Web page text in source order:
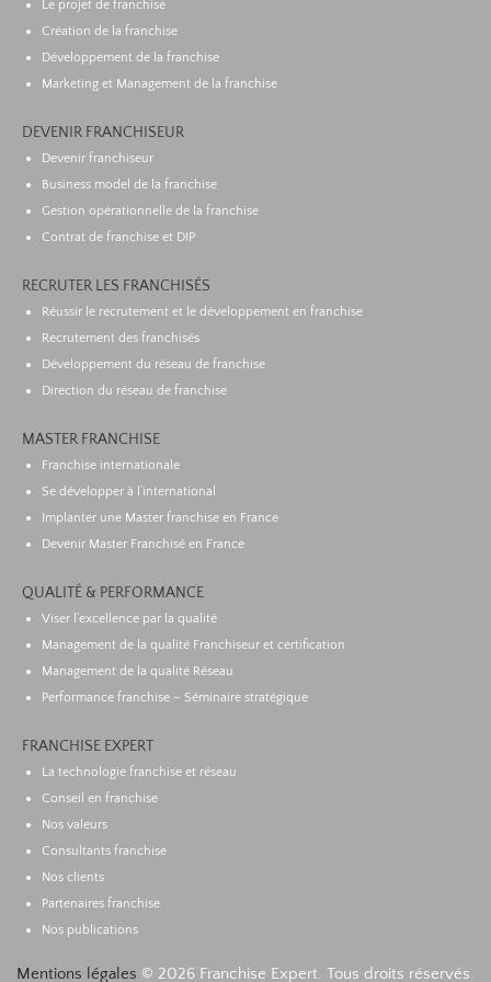
Le projet de franchise
Création de la franchise
Développement de la franchise
Marketing et Management de la franchise
DEVENIR FRANCHISEUR
Devenir franchiseur
Business model de la franchise
Gestion opérationnelle de la franchise
Contrat de franchise et DIP
RECRUTER LES FRANCHISÉS
Réussir le recrutement et le développement en franchise
Recrutement des franchisés
Développement du réseau de franchise
Direction du réseau de franchise
MASTER FRANCHISE
Franchise internationale
Se développer à l’international
Implanter une Master franchise en France
Devenir Master Franchisé en France
QUALITÉ & PERFORMANCE
Viser l’excellence par la qualité
Management de la qualité Franchiseur et certification
Management de la qualité Réseau
Performance franchise – Séminaire stratégique
FRANCHISE EXPERT
La technologie franchise et réseau
Conseil en franchise
Nos valeurs
Consultants franchise
Nos clients
Partenaires franchise
Nos publications
Mentions légales © 2026 Franchise Expert. Tous droits réservés.